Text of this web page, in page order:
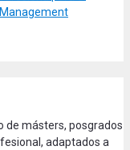
de másters, posgrados
adaptados a